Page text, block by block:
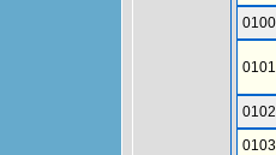
0100
0101
0102
0103